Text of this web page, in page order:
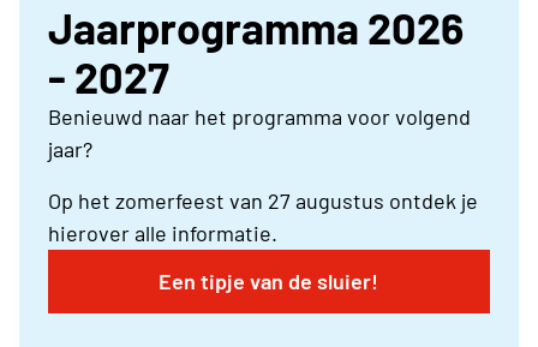
Jaarprogramma 2026
- 2027
Benieuwd naar het programma voor volgend
jaar?
Op het zomerfeest van 27 augustus ontdek je
hierover alle informatie.
Een tipje van de sluier!